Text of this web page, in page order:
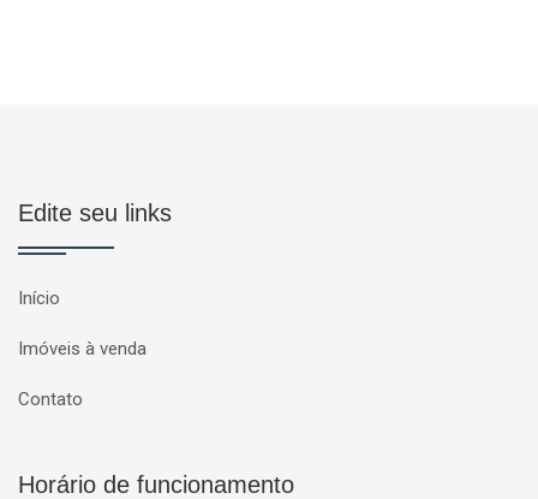
Edite seu links
Início
Imóveis à venda
Contato
Horário de funcionamento